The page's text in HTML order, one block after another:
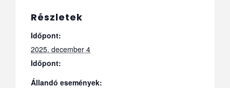
Részletek
Időpont:
2025. december 4
Időpont:
Állandó események: